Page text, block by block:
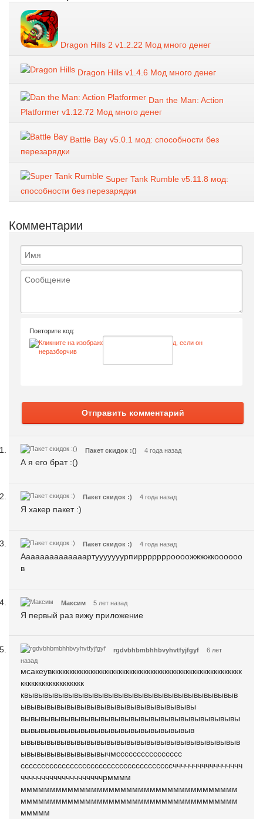
Dragon Hills 2 v1.2.22 Мод много денег
Dragon Hills v1.4.6 Мод много денег
Dan the Man: Action
Platformer v1.12.72 Мод много денег
Battle Bay v5.0.1 мод: способности без
перезарядки
Super Tank Rumble v5.11.8 мод:
способности без перезарядки
Комментарии
Повторите код:
Отправить комментарий
Пакет скидок :() 4 года назад
А я его брат :()
Пакет скидок :) 4 года назад
Я хакер пакет :)
Пакет скидок :) 4 года назад
Аааааааааааааартууууууурпиррррррроооожжжжкоооооо
в
Максим 5 лет назад
Я первый раз вижу приложение
rgdvbhbmbhhbvyhvtfyjfgyf
6 лет
назад
мсакеувкккккккккккккккккккккккккккккккккккккккккккккккккккккк
кккккккккккккккккк
квывывывывывывывывывывывывывывывывывывывывыв
ывывывывывывывывывывывывывывывывывы
вывывывывывывывывывывывывывывывывывывывывывы
вывывывывывывывывывывывывывывывывыв
ывывывывывывывывывывывывывывывывывывывывывыв
ывывывывывывывывычмсссссссссссссссс
сссссссссссссссссссссссссссссссссссссччччччччччччччччч
ччччччччччччччччччччрмммм
ммммммммммммммммммммммммммммммммммммм
ммммммммммммммммммммммммммммммммммммм
ммммм